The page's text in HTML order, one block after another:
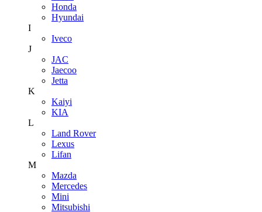
Honda
Hyundai
I
Iveco
J
JAC
Jaecoo
Jetta
K
Kaiyi
KIA
L
Land Rover
Lexus
Lifan
M
Mazda
Mercedes
Mini
Mitsubishi